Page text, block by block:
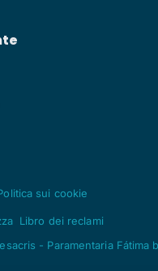
sui cookie
Libro dei reclami
- Paramentaria Fátima